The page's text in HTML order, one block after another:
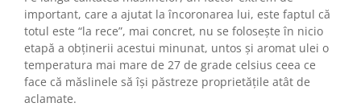
important, care a ajutat la încoronarea lui, este faptul că
totul este “la rece”, mai concret, nu se folosește în nicio
etapă a obținerii acestui minunat, untos și aromat ulei o
temperatura mai mare de 27 de grade celsius ceea ce
face că măslinele să își păstreze proprietățile atât de
aclamate.